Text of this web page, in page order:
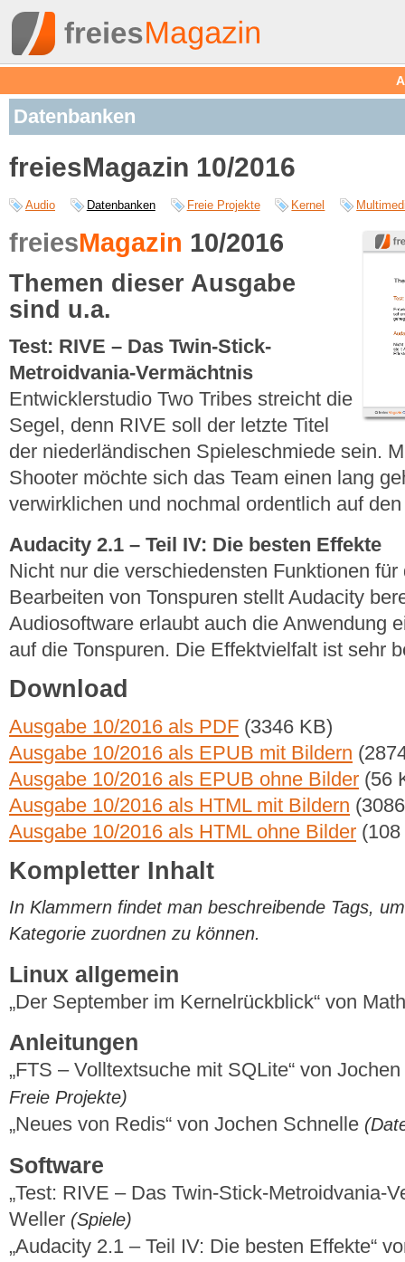
Datenbanken
freiesMagazin 10/2016
Audio Datenbanken Freie Projekte Kernel
freiesMagazin 10/2016
Themen dieser Ausgabe
sind u.a.
Test: RIVE – Das Twin-Stick-
Metroidvania-Vermächtnis
Entwicklerstudio Two Tribes streicht die
Segel, denn RIVE soll der letzte Titel
der niederländischen Spieleschmiede sein.
Shooter möchte sich das Team einen lang
verwirklichen und nochmal ordentlich auf
Audacity 2.1 – Teil IV: Die besten Effekte
Nicht nur die verschiedensten Funktionen
Bearbeiten von Tonspuren stellt Audacity
Audiosoftware erlaubt auch die Anwendung
auf die Tonspuren. Die Effektvielfalt ist sehr
Download
Ausgabe 10/2016 als PDF (3346 KB)
Ausgabe 10/2016 als EPUB mit Bildern
Ausgabe 10/2016 als EPUB ohne Bilder (56
Ausgabe 10/2016 als HTML mit Bildern
Ausgabe 10/2016 als HTML ohne Bilder
Kompletter Inhalt
In Klammern findet man beschreibende Tags,
Kategorie zuordnen zu können.
Linux allgemein
„Der September im Kernelrückblick“ von
Anleitungen
„FTS – Volltextsuche mit SQLite“ von
Freie Projekte)
„Neues von Redis“ von Jochen Schnelle
Software
„Test: RIVE – Das Twin-Stick-Metroidvania-
Weller (Spiele)
„Audacity 2.1 – Teil IV: Die besten Effekte“